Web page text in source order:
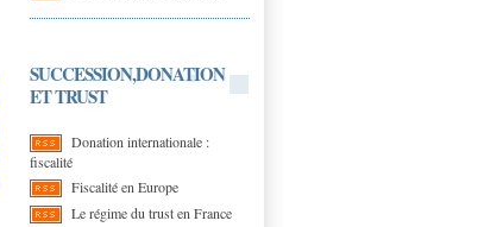
SUCCESSION,DONATION
ET TRUST
Donation internationale :
fiscalité
Fiscalité en Europe
Le régime du trust en France